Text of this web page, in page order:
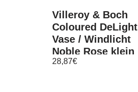
Villeroy & Boch
Coloured DeLight
Vase / Windlicht
Noble Rose klein
A U S L A U F !
28,87€